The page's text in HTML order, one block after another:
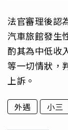
法官審理後認
汽車旅館發生
酌其為中低收
等一切情狀，
上訴。
外遇 小三